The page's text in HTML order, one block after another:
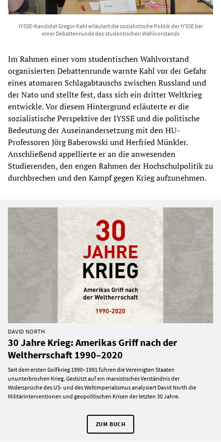
IYSSE-Kandidat Gregor Kahl erläutert die sozialistische Politik der IYSSE bei
einer Debattenrunde des studentischen Wahlvorstands
Im Rahmen einer vom studentischen Wahlvorstand
organisierten Debattenrunde warnte Kahl vor der Gefahr
eines atomaren Schlagabtauschs zwischen Russland und
der Nato und stellte fest, dass sich ein dritter Weltkrieg
entwickle. Vor diesem Hintergrund erläuterte er die
sozialistische Perspektive der IYSSE und die politische
Bedeutung der Auseinandersetzung mit den HU-
Professoren Jörg Baberowski und Herfried Münkler.
Anschließend appellierte er an die anwesenden
Studierenden, den engen Rahmen der Hochschulpolitik zu
durchbrechen und den Kampf gegen Krieg aufzunehmen.
DAVID NORTH
30 Jahre Krieg: Amerikas Griff nach der
Weltherrschaft 1990–2020
Seit dem ersten Golfkrieg 1990–1991 führen die Vereinigten Staaten
ununterbrochen Krieg. Gestützt auf ein marxistisches Verständnis der
Widersprüche des US- und des Weltimperialismus analysiert David North die
Militärinterventionen und geopolitischen Krisen der letzten 30 Jahre.
ZUM BUCH